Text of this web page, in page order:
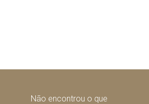
Não encontrou o que